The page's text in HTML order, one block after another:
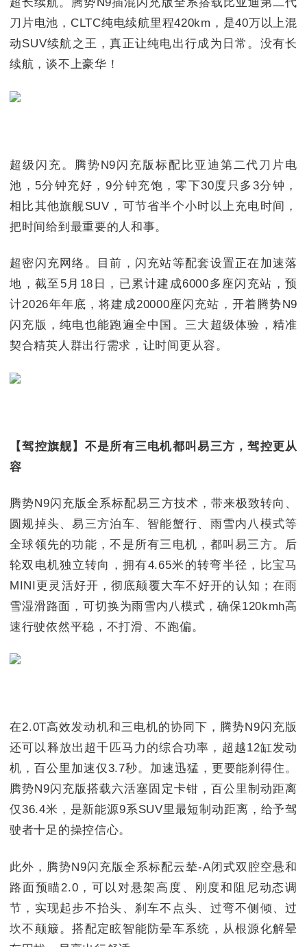
超长续航。腾势N9插混闪充版全系搭载比亚迪第二代
刀片电池，CLTC纯电续航里程420km，是40万以上混
动SUV续航之王，真正让纯电出行成为日常。没有长
续航，谈不上豪华！
超级闪充。腾势N9闪充版标配比亚迪第二代刀片电
池，5分钟充好，9分钟充饱，零下30度只多3分钟，
相比其他旗舰SUV，可节省半个小时以上充电时间，
把时间给到最重要的人和事。
超密闪充网络。目前，闪充站等配套设置正在加速落
地，截至5月18日，已累计建成6000多座闪充站，预
计2026年年底，将建成20000座闪充站，开着腾势N9
闪充版，纯电也能跑遍全中国。三大超级体验，精准
契合精英人群出行需求，让时间更从容。
【驾控旗舰】不是所有三电机都叫易三方，驾控更从
容
腾势N9闪充版全系标配易三方技术，带来极致转向、
圆规掉头、易三方泊车、智能蟹行、雨雪内八模式等
全球领先的功能，不是所有三电机，都叫易三方。后
轮双电机独立转向，拥有4.65米的转弯半径，比宝马
MINI更灵活好开，彻底颠覆大车不好开的认知；在雨
雪湿滑路面，可切换为雨雪内八模式，确保120kmh高
速行驶依然平稳，不打滑、不跑偏。
在2.0T高效发动机和三电机的协同下，腾势N9闪充版
还可以释放出超千匹马力的综合功率，超越12缸发动
机，百公里加速仅3.7秒。加速迅猛，更要能刹得住。
腾势N9闪充版搭载六活塞固定卡钳，百公里制动距离
仅36.4米，是新能源9系SUV里最短制动距离，给予驾
驶者十足的操控信心。
此外，腾势N9闪充版全系标配云辇-A闭式双腔空悬和
路面预瞄2.0，可以对悬架高度、刚度和阻尼动态调
节，实现起步不抬头、刹车不点头、过弯不侧倾、过
坎不颠簸。搭配定眩智能防晕车系统，从根源化解晕